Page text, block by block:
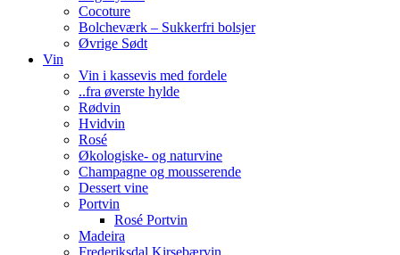
Cocoture
Bolcheværk – Sukkerfri bolsjer
Øvrige Sødt
Vin
Vin i kassevis med fordele
..fra øverste hylde
Rødvin
Hvidvin
Rosé
Økologiske- og naturvine
Champagne og mousserende
Dessert vine
Portvin
Rosé Portvin
Madeira
Frederiksdal Kirsebærvin